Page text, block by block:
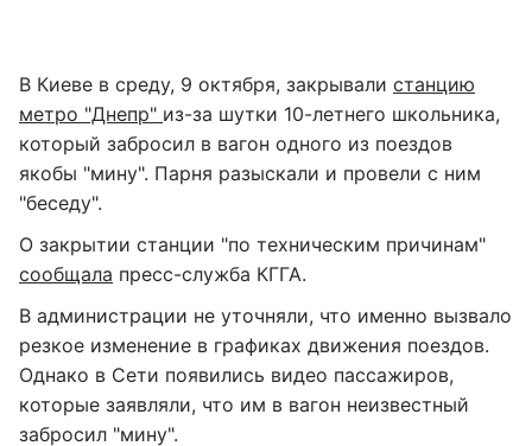
В Киеве в среду, 9 октября, закрывали станцию
метро "Днепр" из-за шутки 10-летнего школьника,
который забросил в вагон одного из поездов
якобы "мину". Парня разыскали и провели с ним
"беседу".
О закрытии станции "по техническим причинам"
сообщала пресс-служба КГГА.
В администрации не уточняли, что именно вызвало
резкое изменение в графиках движения поездов.
Однако в Сети появились видео пассажиров,
которые заявляли, что им в вагон неизвестный
забросил "мину".